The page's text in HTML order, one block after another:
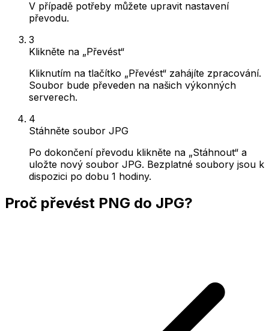
V případě potřeby můžete upravit nastavení
převodu.
3
Klikněte na „Převést“
Kliknutím na tlačítko „Převést“ zahájíte zpracování.
Soubor bude převeden na našich výkonných
serverech.
4
Stáhněte soubor JPG
Po dokončení převodu klikněte na „Stáhnout“ a
uložte nový soubor JPG. Bezplatné soubory jsou k
dispozici po dobu 1 hodiny.
Proč převést PNG do JPG?